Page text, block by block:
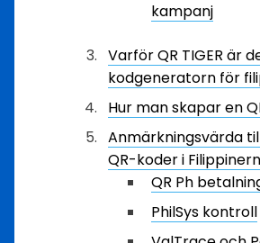
kampanj
Varför QR TIGER är
kodgeneratorn för
Hur man skapar en
Anmärkningsvärda
QR-koder i
QR Ph
PhilSys kontroll